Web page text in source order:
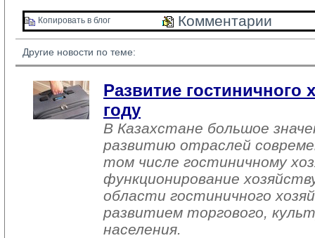
Копировать в блог Комментарии
Другие новости по теме:
Развитие гостиничного
году
В Казахстане большое
развитию отраслей
том числе гостиничному
функционирование
области гостиничного
развитием торгового,
населения.